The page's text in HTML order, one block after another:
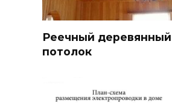
Реечный деревянный
потолок